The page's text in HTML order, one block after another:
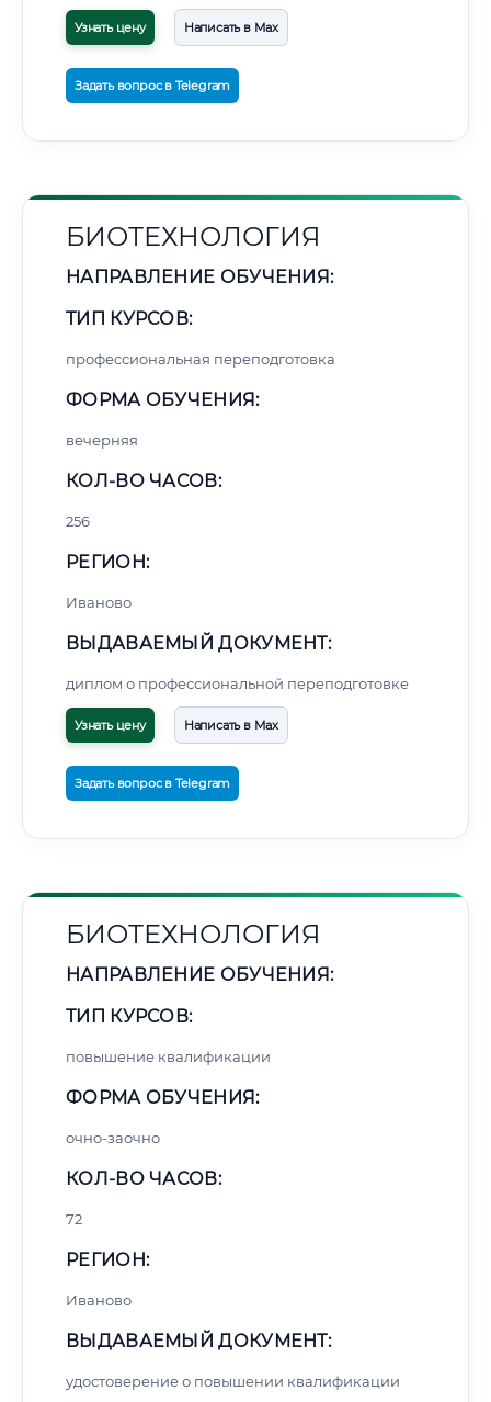
Узнать цену Написать в Max
Задать вопрос в Telegram
БИОТЕХНОЛОГИЯ
НАПРАВЛЕНИЕ ОБУЧЕНИЯ:
ТИП КУРСОВ:
профессиональная переподготовка
ФОРМА ОБУЧЕНИЯ:
вечерняя
КОЛ-ВО ЧАСОВ:
256
РЕГИОН:
Иваново
ВЫДАВАЕМЫЙ ДОКУМЕНТ:
диплом о профессиональной переподготовке
Узнать цену Написать в Max
Задать вопрос в Telegram
БИОТЕХНОЛОГИЯ
НАПРАВЛЕНИЕ ОБУЧЕНИЯ:
ТИП КУРСОВ:
повышение квалификации
ФОРМА ОБУЧЕНИЯ:
очно-заочно
КОЛ-ВО ЧАСОВ:
72
РЕГИОН:
Иваново
ВЫДАВАЕМЫЙ ДОКУМЕНТ:
удостоверение о повышении квалификации